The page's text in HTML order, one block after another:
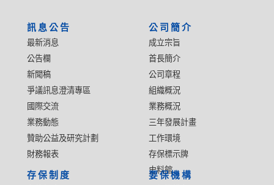
訊息公告
最新消息
公告欄
新聞稿
爭議訊息澄清專區
國際交流
業務動態
贊助公益及研究計劃
財務報表
公司簡介
成立宗旨
首長簡介
公司章程
組織概況
業務概況
三年發展計畫
工作環境
存保標示牌
史料館
存保制度 要保機構